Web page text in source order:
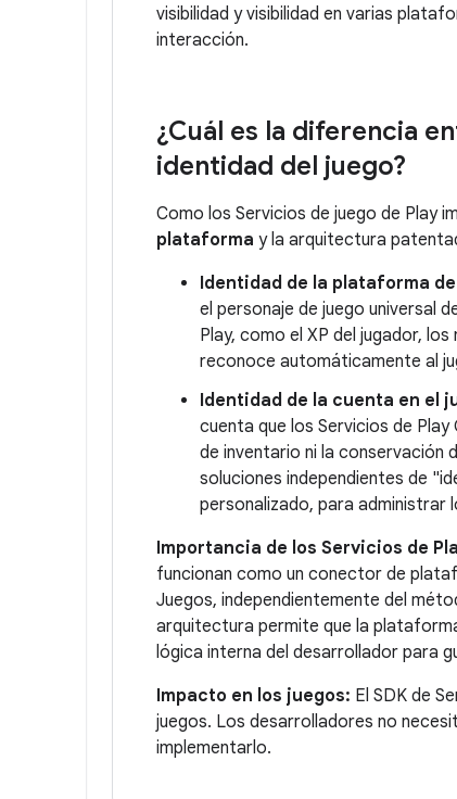
visibilidad y visibilidad en varias
interacción.
¿Cuál es la diferencia
identidad del juego?
Como los Servicios de juego de Play
plataforma y la arquitectura
Identidad de la plataforma
el personaje de juego universal
Play, como el XP del jugador,
reconoce automáticamente al
Identidad de la cuenta en el
cuenta que los Servicios de Play
de inventario ni la conservación
soluciones independientes de
personalizado, para administrar
Importancia de los Servicios de
funcionan como un conector de
Juegos, independientemente del
arquitectura permite que la
lógica interna del desarrollador para
Impacto en los juegos: El SDK de
juegos. Los desarrolladores no
implementarlo.